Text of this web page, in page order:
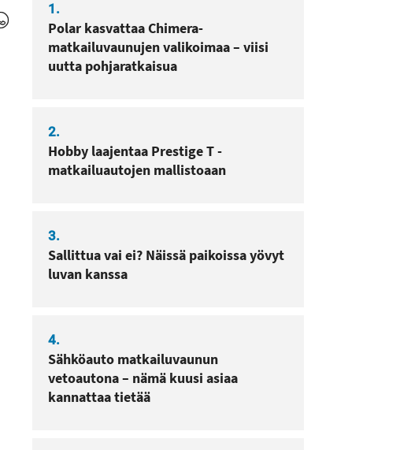
WhatsAppissa
1.
Polar kasvattaa Chimera-
matkailuvaunujen valikoimaa – viisi
uutta pohjaratkaisua
2.
Hobby laajentaa Prestige T -
matkailuautojen mallistoaan
3.
Sallittua vai ei? Näissä paikoissa yövyt
luvan kanssa
4.
Sähköauto matkailuvaunun
vetoautona – nämä kuusi asiaa
kannattaa tietää